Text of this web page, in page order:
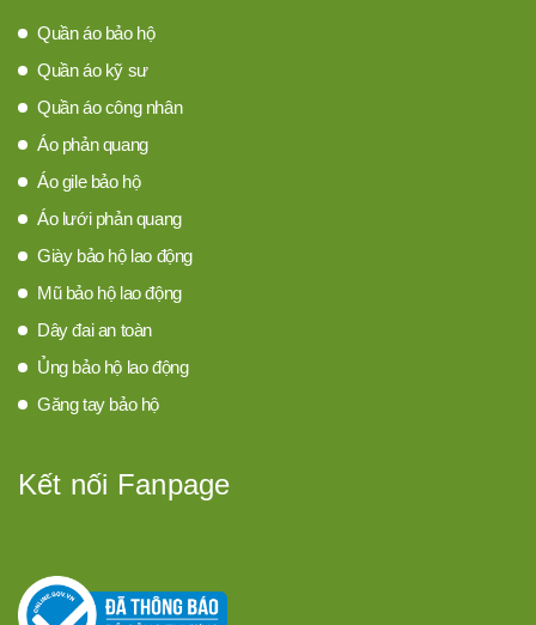
Quần áo bảo hộ
Quần áo kỹ sư
Quần áo công nhân
Áo phản quang
Áo gile bảo hộ
Áo lưới phản quang
Giày bảo hộ lao động
Mũ bảo hộ lao động
Dây đai an toàn
Ủng bảo hộ lao động
Găng tay bảo hộ
Kết nối Fanpage